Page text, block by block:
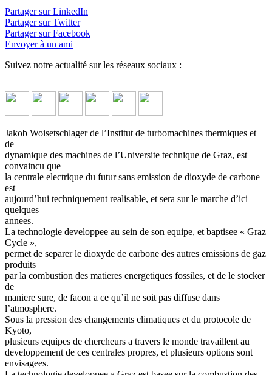
Partager sur LinkedIn
Partager sur Twitter
Partager sur Facebook
Envoyer à un ami
Suivez notre actualité sur les réseaux sociaux :
Jakob Woisetschlager de l’Institut de turbomachines thermiques et
de
dynamique des machines de l’Universite technique de Graz, est
convaincu que
la centrale electrique du futur sans emission de dioxyde de carbone
est
aujourd’hui techniquement realisable, et sera sur le marche d’ici
quelques
annees.
La technologie developpee au sein de son equipe, et baptisee « Graz
Cycle »,
permet de separer le dioxyde de carbone des autres emissions de gaz
produits
par la combustion des matieres energetiques fossiles, et de le stocker
de
maniere sure, de facon a ce qu’il ne soit pas diffuse dans
l’atmosphere.
Sous la pression des changements climatiques et du protocole de
Kyoto,
plusieurs equipes de chercheurs a travers le monde travaillent au
developpement de ces centrales propres, et plusieurs options sont
envisagees.